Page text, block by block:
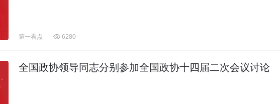
第一看点 6280
全国政协领导同志分别参加全国政协十四届二次会议讨论